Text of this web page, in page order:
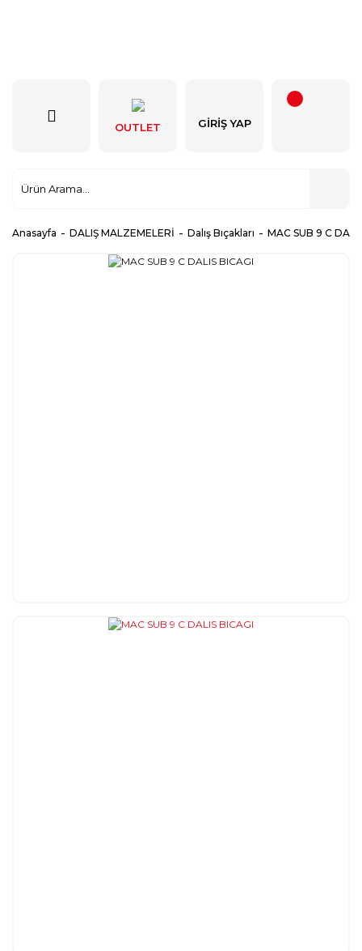
OUTLET GIRIŞ YAP
Anasayfa DALIŞ MALZEMELERİ Dalış Bıçakları MAC SUB 9 C